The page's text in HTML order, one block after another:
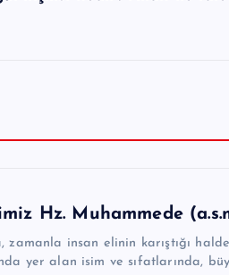
Hz. Muhammede
zamanla insan elinin karıştığı
yer alan isim ve sıfatlarında,